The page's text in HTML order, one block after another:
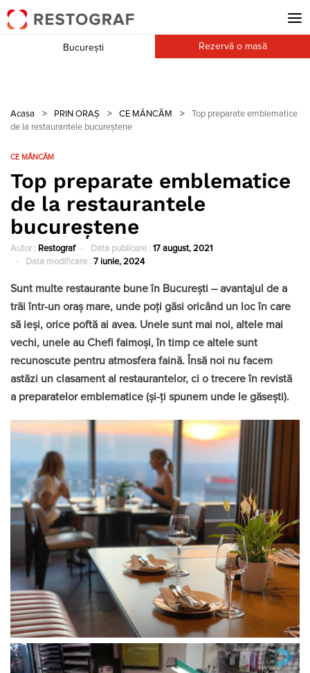
București Rezervă o masă
Acasa > PRIN ORAȘ > CE MÂNCĂM >
Top preparate emblematice
de la restaurantele bucureștene
CE MÂNCĂM
Top preparate emblematice
de la restaurantele
bucureștene
Autor : Restograf Data publicare : 17 august, 2021
Data modificare : 7 iunie, 2024
Sunt multe restaurante bune în București – avantajul de a
trăi într-un oraș mare, unde poți găsi oricând un loc în care
să ieși, orice poftă ai avea. Unele sunt mai noi, altele mai
vechi, unele au Chefi faimoși, în timp ce altele sunt
recunoscute pentru atmosfera faină. Însă noi nu facem
astăzi un clasament al restaurantelor, ci o trecere în revistă
a preparatelor emblematice (și-ți spunem unde le găsești).